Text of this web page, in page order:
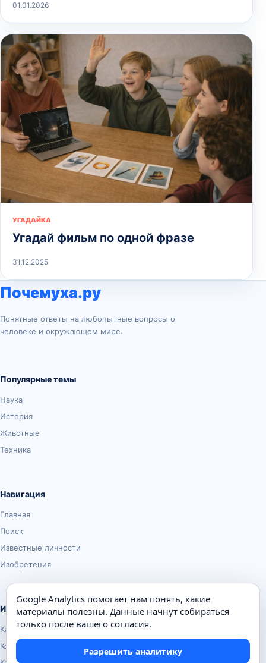
01.01.2026
УГАДАЙКА
Угадай фильм по одной фразе
31.12.2025
Почемуха.ру
Понятные ответы на любопытные вопросы о
человеке и окружающем мире.
Популярные темы
Наука
История
Животные
Техника
Навигация
Главная
Поиск
Известные личности
Изобретения
Информация
Карта сайта
Контакты
Google Analytics помогает нам понять, какие
материалы полезны. Данные начнут собираться
только после вашего согласия.
Разрешить аналитику